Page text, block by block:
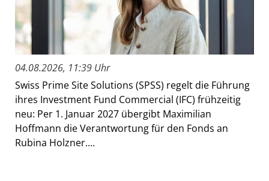
04.08.2026, 11:39 Uhr
Swiss Prime Site Solutions (SPSS) regelt die Führung
ihres Investment Fund Commercial (IFC) frühzeitig
neu: Per 1. Januar 2027 übergibt Maximilian
Hoffmann die Verantwortung für den Fonds an
Rubina Holzner....